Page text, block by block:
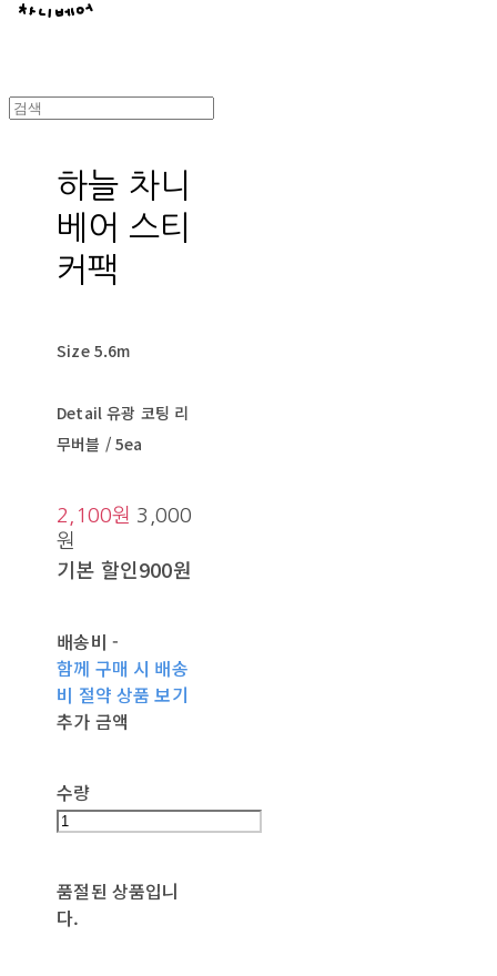
하늘 차니
베어 스티
커팩
Size 5.6m
Detail 유광 코팅 리
무버블 / 5ea
2,100원 3,000
원
기본 할인900원
배송비 -
함께 구매 시 배송
비 절약 상품 보기
추가 금액
수량
품절된 상품입니
다.